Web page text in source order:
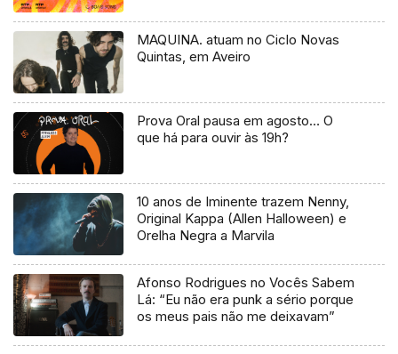
MAQUINA. atuam no Ciclo Novas
Quintas, em Aveiro
Prova Oral pausa em agosto… O
que há para ouvir às 19h?
10 anos de Iminente trazem Nenny,
Original Kappa (Allen Halloween) e
Orelha Negra a Marvila
Afonso Rodrigues no Vocês Sabem
Lá: “Eu não era punk a sério porque
os meus pais não me deixavam”